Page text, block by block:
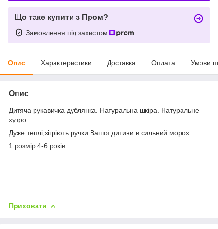
Що таке купити з Пром?
Замовлення під захистом
Опис Характеристики Доставка Оплата Умови
Опис
Дитяча рукавичка дублянка. Натуральна шкіра. Натуральне
хутро.
Дуже теплі,зігріють ручки Вашої дитини в сильний мороз.
1 розмір 4-6 років.
Приховати